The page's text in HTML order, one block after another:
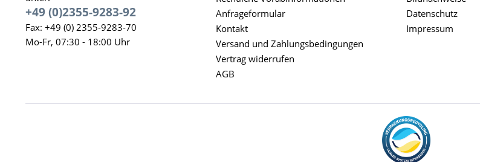
+49 (0)2355-9283-92
Fax: +49 (0) 2355-9283-70
Mo-Fr, 07:30 - 18:00 Uhr
Anfrageformular
Kontakt
Versand und Zahlungsbedingungen
Vertrag widerrufen
AGB
Datenschutz
Impressum